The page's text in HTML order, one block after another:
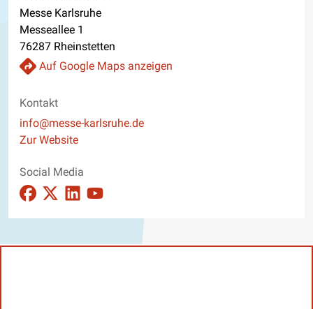
Messe Karlsruhe
Messeallee 1
76287 Rheinstetten
Auf Google Maps anzeigen
Kontakt
E-Mail
info@messe-karlsruhe.de
Website
Zur Website
Social Media
Auftritt auf Facebook ansehen
Auftritt auf X_twitter ansehen
Auftritt auf Linkedin ansehen
Auftritt auf Youtube ansehen